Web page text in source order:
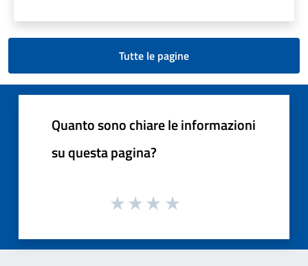
Tutte le pagine
Quanto sono chiare le informazioni
su questa pagina?